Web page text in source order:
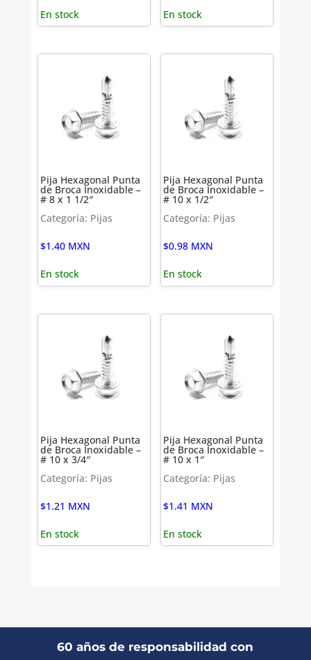
En stock En stock
Pija Hexagonal Punta
de Broca Inoxidable –
# 8 x 1 1/2″
Categoría: Pijas
$1.40 MXN
En stock
Pija Hexagonal Punta
de Broca Inoxidable –
# 10 x 1/2″
Categoría: Pijas
$0.98 MXN
En stock
Pija Hexagonal Punta
de Broca Inoxidable –
# 10 x 3/4″
Categoría: Pijas
$1.21 MXN
En stock
Pija Hexagonal Punta
de Broca Inoxidable –
# 10 x 1″
Categoría: Pijas
$1.41 MXN
En stock
60 años de responsabilidad con